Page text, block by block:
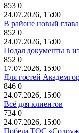
853 0
24.07.2026, 15:00
В районе новый глава
852 0
24.07.2026, 15:00
Подал документы в
852 0
17.07.2026, 15:00
Для гостей
846 0
24.07.2026, 15:00
Всё для клиентов
734 0
24.07.2026, 15:00
Победа ТОС